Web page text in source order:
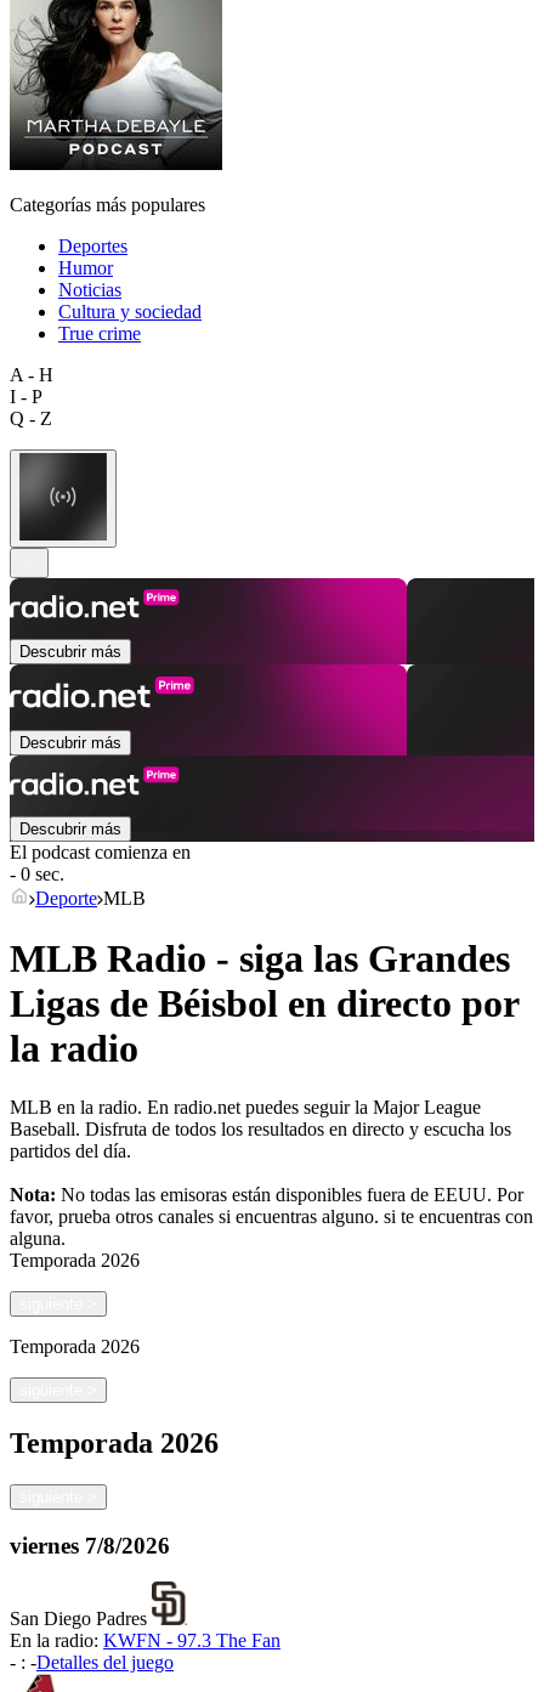
Categorías más populares
Deportes
Humor
Noticias
Cultura y sociedad
True crime
A - H
I - P
Q - Z
Descubrir más
Descubrir más
Descubrir más
El podcast comienza en
- 0 sec.
Deporte MLB
MLB Radio - siga las Grandes
Ligas de Béisbol en directo por
la radio
MLB en la radio. En radio.net puedes seguir la Major League
Baseball. Disfruta de todos los resultados en directo y escucha los
partidos del día.
Nota: No todas las emisoras están disponibles fuera de EEUU. Por
favor, prueba otros canales si encuentras alguno. si te encuentras con
alguna.
Temporada 2026
Temporada 2026
Temporada 2026
viernes 7/8/2026
San Diego Padres
En la radio: KWFN - 97.3 The Fan
- : -Detalles del juego